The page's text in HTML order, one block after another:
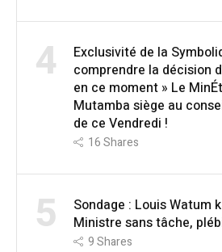
4
Exclusivité de la
comprendre la décision
en ce moment » Le
Mutamba siège au
de ce Vendredi !
16Shares
5
Sondage : Louis Watum
Ministre sans tâche,
9Shares